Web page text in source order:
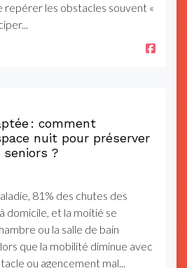
repérer les obstacles souvent «
: comment
nuit pour préserver
seniors ?
81% des chutes des
domicile, et la moitié se
ou la salle de bain
que la mobilité diminue avec
ou agencement mal...